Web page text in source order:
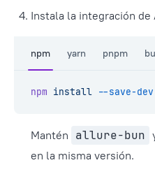
Instala la integración de
npm yarn pnpm
npm install --save-dev
Mantén allure-bun
en la misma versión.